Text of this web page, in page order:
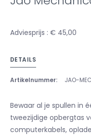
Adviesprijs : € 45,00
DETAILS
Artikelnummer: JAO-
Bewaar al je spullen in
tweezijdige opbergtas
computerkabels,